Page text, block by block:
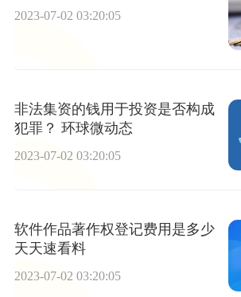
2023-07-02 03:20:05
非法集资的钱用于投资是否构成
犯罪？ 环球微动态
2023-07-02 03:20:05
软件作品著作权登记费用是多少
天天速看料
2023-07-02 03:20:05